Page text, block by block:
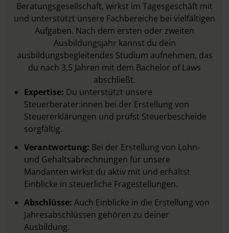
Beratungsgesellschaft, wirkst im Tagesgeschäft mit
und unterstützt unsere Fachbereiche bei vielfältigen
Aufgaben. Nach dem ersten oder zweiten
Ausbildungsjahr kannst du dein
ausbildungsbegleitendes Studium aufnehmen, das
du nach 3,5 Jahren mit dem Bachelor of Laws
abschließt.
Expertise: Du unterstützt unsere
Steuerberater:innen bei der Erstellung von
Steuererklärungen und prüfst Steuerbescheide
sorgfältig.
Verantwortung: Bei der Erstellung von Lohn-
und Gehaltsabrechnungen für unsere
Mandanten wirkst du aktiv mit und erhältst
Einblicke in steuerliche Fragestellungen.
Abschlüsse: Auch Einblicke in die Erstellung von
Jahresabschlüssen gehören zu deiner
Ausbildung.